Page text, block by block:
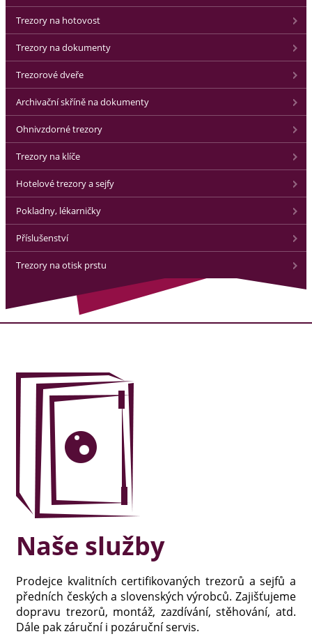
Trezory na hotovost
Trezory na dokumenty
Trezorové dveře
Archivační skříně na dokumenty
Ohnivzdorné trezory
Trezory na klíče
Hotelové trezory a sejfy
Pokladny, lékarničky
Příslušenství
Trezory na otisk prstu
Naše služby
Prodejce kvalitních certifikovaných trezorů a sejfů a
předních českých a slovenských výrobců. Zajišťujeme
dopravu trezorů, montáž, zazdívání, stěhování, atd.
Dále pak záruční i pozáruční servis.